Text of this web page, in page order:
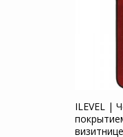
ILEVEL |